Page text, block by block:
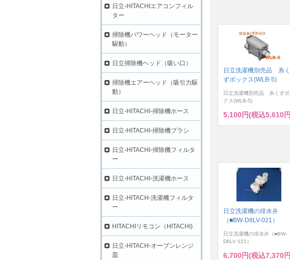
日立洗濯機別売品 糸く
ずボックス(WLB-5)
日立洗濯機別売品 糸くずボ
クス(WLB-5)
5,100円(税込5,610
日立洗濯機の排水弁
（■BW-D8LV-021）
日立洗濯機の排水弁（■BW-
D8LV 021）
6,700円(税込7,370
日立-HITACHIエアコンフィル
ター
掃除機パワーヘッド（モーター
駆動）
日立掃除機ヘッド（吸い口）
掃除機エアーヘッド（吸引力駆
動）
日立-HITACHI-掃除機ホース
日立-HITACHI-掃除機ブラシ
日立-HITACHI-掃除機フィルタ
ー
日立-HITACHI-洗濯機ホース
日立-HITACH-洗濯機フィルタ
ー
HITACHIリモコン（HITACHI)
日立-HITACH-オーブンレンジ
皿